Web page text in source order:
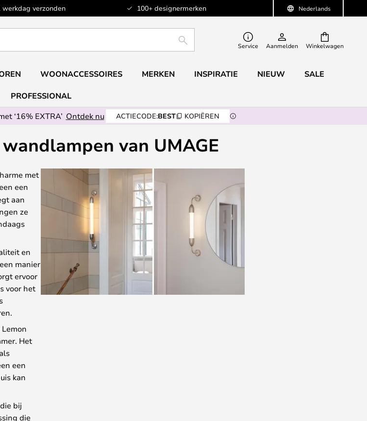
Nederlands
verzonden 100+ designermerken
Winkelwagen
ZOEKEN Service Aanmelden
WOONACCESSOIRES MERKEN INSPIRATIE NIEUW SALE
PROFESSIONAL
‘16% EXTRA’ Ontdek nu ACTIECODE:BEST KOPIËREN
van UMAGE
met
een
aan
ze
en
manier
ervoor
voor het
Het
een
kan
bij
die